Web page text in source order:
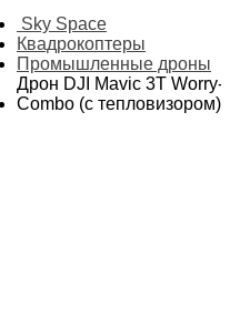
4 Pro
для дронов
Sky Space
Квадрокоптеры
Промышленные дроны
Дрон DJI Mavic 3T Worry-
Combo (с тепловизором)